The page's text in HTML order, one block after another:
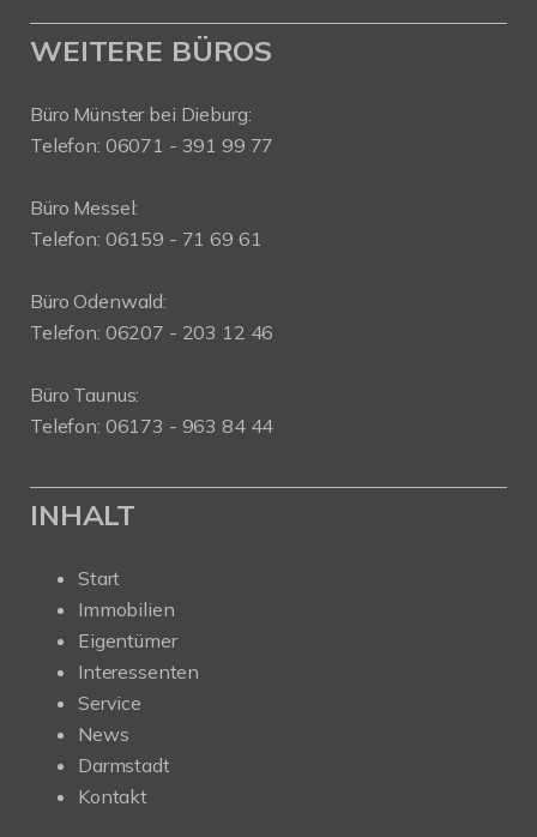
WEITERE BÜROS
Büro Münster bei Dieburg:
Telefon: 06071 - 391 99 77
Büro Messel:
Telefon: 06159 - 71 69 61
Büro Odenwald:
Telefon: 06207 - 203 12 46
Büro Taunus:
Telefon: 06173 - 963 84 44
INHALT
Start
Immobilien
Eigentümer
Interessenten
Service
News
Darmstadt
Kontakt